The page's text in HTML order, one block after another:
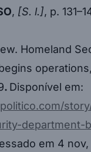
, [S. l.], p.
Homeland
. Disponível em:
department-
em 4 nov,